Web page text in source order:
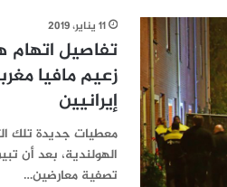
11 يناير، 2019
تفاصيل اتهام
زعيم مافيا
إيرانيين
معطيات جديدة تلك
الهولندية، بعد أن
تصفية معارضين…